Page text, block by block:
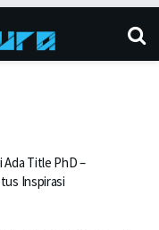
Ada Title PhD –
Inspirasi